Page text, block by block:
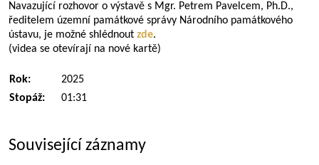
Navazující rozhovor o výstavě s Mgr. Petrem Pavelcem, Ph.D.,
ředitelem územní památkové správy Národního památkového
ústavu, je možné shlédnout zde.
(videa se otevírají na nové kartě)
Rok:
2025
Stopáž:
01:31
Související záznamy